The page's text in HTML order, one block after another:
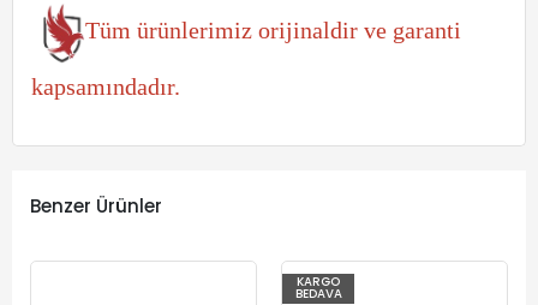
Tüm ürünlerimiz orijinaldir ve garanti
kapsamındadır.
Benzer Ürünler
KARGO
BEDAVA